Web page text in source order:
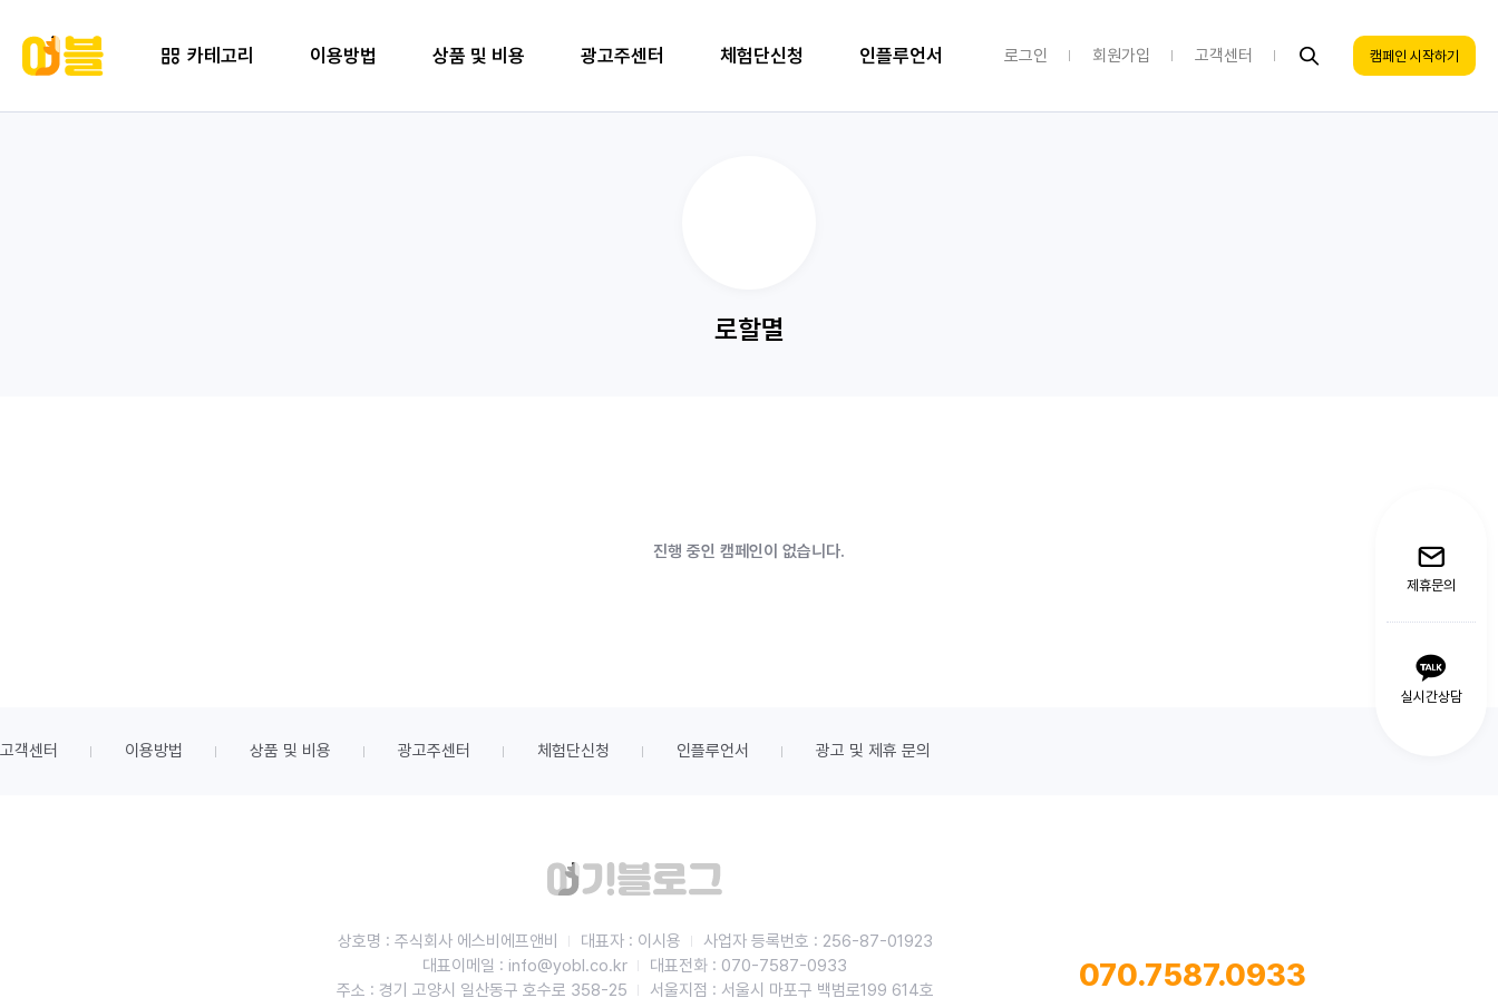
카테고리 이용방법 상품 및 비용 광고주센터 체험단신청 인플루언서 로그인 회원가입 고객센터 캠페인 시작하기
제휴문의
실시간상담
로할멸
진행 중인 캠페인이 없습니다.
고객센터 이용방법 상품 및 비용 광고주센터 체험단신청 인플루언서 광고 및 제휴 문의
상호명 : 주식회사 에스비에프앤비 대표자 : 이시용
사업자 등록번호 : 256-87-01923
대표이메일 : info@yobl.co.kr
대표전화 : 070-7587-0933
주소 : 경기 고양시 일산동구 호수로 358-25
서울지점 : 서울시 마포구 백범로199 614호 070.7587.0933